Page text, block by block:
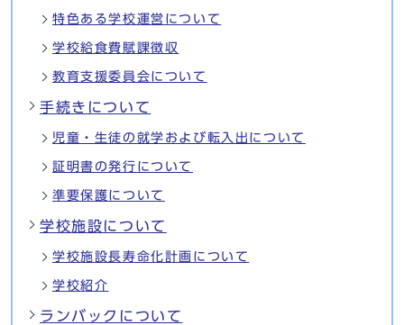
特色ある学校運営について
学校給食費賦課徴収
教育支援委員会について
手続きについて
児童・生徒の就学および転入出について
証明書の発行について
準要保護について
学校施設について
学校施設長寿命化計画について
学校紹介
ランバックについて